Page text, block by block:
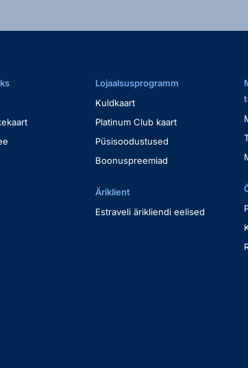
Lojaalsusprogramm
Kuldkaart
Platinum Club kaart
Püsisoodustused
Boonuspreemiad
Äriklient
Estraveli ärikliendi eelised